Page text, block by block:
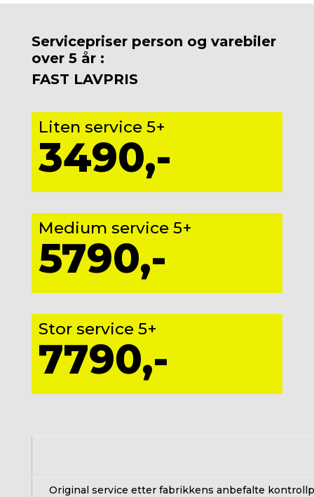
Servicepriser person og varebiler
over 5 år :
FAST LAVPRIS
Liten service 5+
3490,-
Medium service 5+
5790,-
Stor service 5+
7790,-
Original service etter fabrikkens anbefalte